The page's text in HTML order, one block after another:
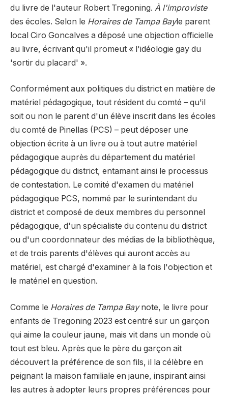
du livre de l'auteur Robert Tregoning. À l'improviste
des écoles. Selon le Horaires de Tampa Bayle parent
local Ciro Goncalves a déposé une objection officielle
au livre, écrivant qu'il promeut « l'idéologie gay du
'sortir du placard' ».
Conformément aux politiques du district en matière de
matériel pédagogique, tout résident du comté – qu'il
soit ou non le parent d'un élève inscrit dans les écoles
du comté de Pinellas (PCS) – peut déposer une
objection écrite à un livre ou à tout autre matériel
pédagogique auprès du département du matériel
pédagogique du district, entamant ainsi le processus
de contestation. Le comité d'examen du matériel
pédagogique PCS, nommé par le surintendant du
district et composé de deux membres du personnel
pédagogique, d'un spécialiste du contenu du district
ou d'un coordonnateur des médias de la bibliothèque,
et de trois parents d'élèves qui auront accès au
matériel, est chargé d'examiner à la fois l'objection et
le matériel en question.
Comme le Horaires de Tampa Baynote, le livre pour
enfants de Tregoning 2023 est centré sur un garçon
qui aime la couleur jaune, mais vit dans un monde où
tout est bleu. Après que le père du garçon ait
découvert la préférence de son fils, il la célèbre en
peignant la maison familiale en jaune, inspirant ainsi
les autres à adopter leurs propres préférences pour